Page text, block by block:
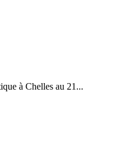
à Chelles au 21...